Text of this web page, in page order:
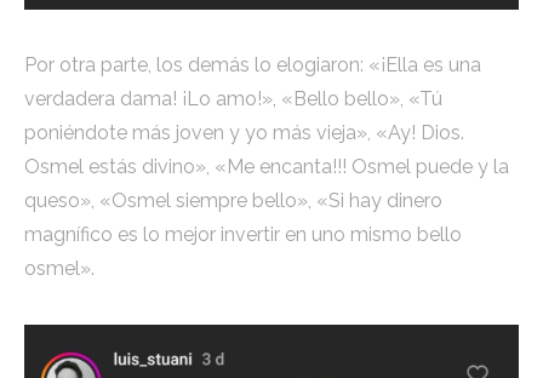
Por otra parte, los demás lo elogiaron: «¡Ella es una
verdadera dama! ¡Lo amo!», «Bello bello», «Tú
poniéndote más joven y yo más vieja», «Ay! Dios.
Osmel estás divino», «Me encanta!!! Osmel puede y la
queso», «Osmel siempre bello», «Si hay dinero
magnífico es lo mejor invertir en uno mismo bello
osmel».